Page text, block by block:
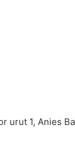
urut 1, Anies